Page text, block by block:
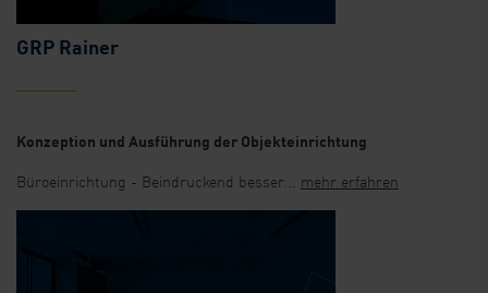
GRP Rainer
Konzeption und Ausführung der Objekteinrichtung
Büroeinrichtung - Beindruckend besser... mehr erfahren